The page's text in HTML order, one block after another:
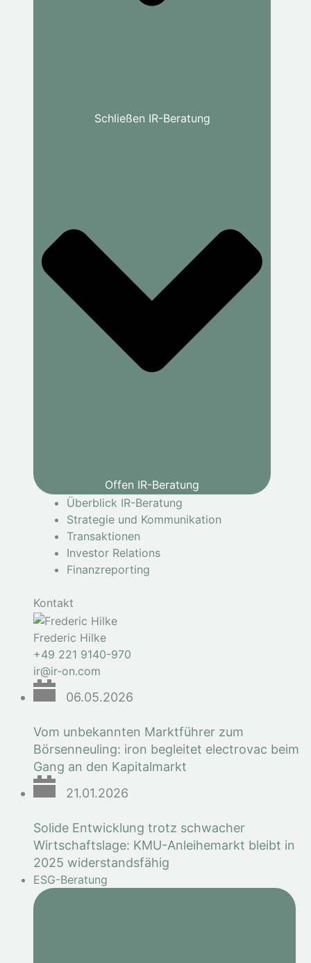
Schließen IR-Beratung
Offen IR-Beratung
Überblick IR-Beratung
Strategie und Kommunikation
Transaktionen
Investor Relations
Finanzreporting
Kontakt
Frederic Hilke
+49 221 9140-970
ir@ir-on.com
06.05.2026
Vom unbekannten Marktführer zum
Börsenneuling: iron begleitet electrovac beim
Gang an den Kapitalmarkt
21.01.2026
Solide Entwicklung trotz schwacher
Wirtschaftslage: KMU-Anleihemarkt bleibt in
2025 widerstandsfähig
ESG-Beratung